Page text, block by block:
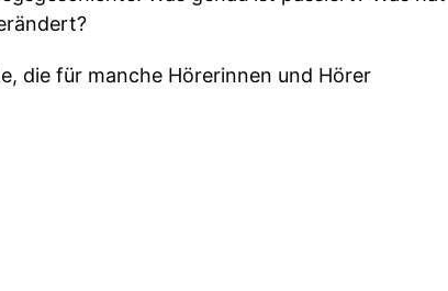
die für manche Hörerinnen und Hörer